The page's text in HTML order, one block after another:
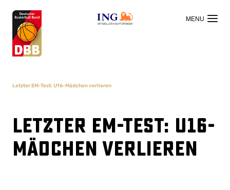
OFFIZIELLER HAUPTSPONSOR
Letzter EM-Test: U16-Mädchen verlieren
Letzter EM-Test: U16-
Mädchen verlieren